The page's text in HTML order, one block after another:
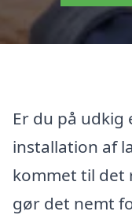
Er du på
installation af
kommet til det
gør det nemt